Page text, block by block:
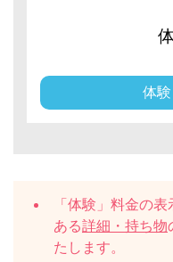
体
「体験」料金の
ある詳細・持ち物
たします。